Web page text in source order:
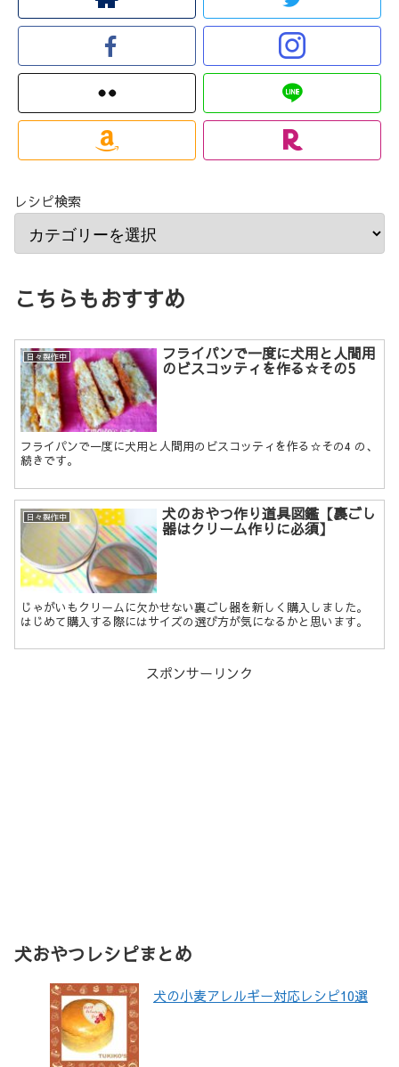
レシピ検索
こちらもおすすめ
日々製作中 フライパンで一度に犬用と人間用
のビスコッティを作る☆その5
フライパンで一度に犬用と人間用のビスコッティを作る☆その4 の、
続きです。
日々製作中 犬のおやつ作り道具図鑑【裏ごし
器はクリーム作りに必須】
じゃがいもクリームに欠かせない裏ごし器を新しく購入しました。
はじめて購入する際にはサイズの選び方が気になるかと思います。
スポンサーリンク
犬おやつレシピまとめ
犬の小麦アレルギー対応レシピ10選